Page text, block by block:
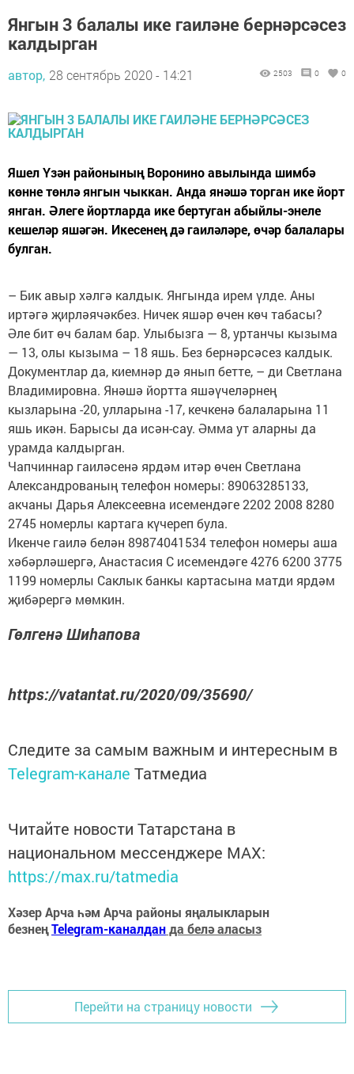
Янгын 3 балалы ике гаиләне бернәрсәсез
калдырган
автор, 28 сентябрь 2020 - 14:21 2503 0 0
Яшел Үзән районының Воронино авылында шимбә
көнне төнлә янгын чыккан. Анда янәшә торган ике йорт
янган. Әлеге йортларда ике бертуган абыйлы-энеле
кешеләр яшәгән. Икесенең дә гаиләләре, өчәр балалары
булган.
– Бик авыр хәлгә калдык. Янгында ирем үлде. Аны
иртәгә җирләячәкбез. Ничек яшәр өчен көч табасы?
Әле бит өч балам бар. Улыбызга — 8, уртанчы кызыма
— 13, олы кызыма – 18 яшь. Без бернәрсәсез калдык.
Документлар да, киемнәр дә янып бетте, – ди Светлана
Владимировна. Янәшә йортта яшәүчеләрнең
кызларына -20, улларына -17, кечкенә балаларына 11
яшь икән. Барысы да исән-сау. Әмма ут аларны да
урамда калдырган.
Чапчиннар гаиләсенә ярдәм итәр өчен Светлана
Александрованың телефон номеры: 89063285133,
акчаны Дарья Алексеевна исемендәге 2202 2008 8280
2745 номерлы картага күчереп була.
Икенче гаилә белән 89874041534 телефон номеры аша
хәбәрләшергә, Анастасия С исемендәге 4276 6200 3775
1199 номерлы Саклык банкы картасына матди ярдәм
җибәрергә мөмкин.
Гөлгенә Шиһапова
https://vatantat.ru/2020/09/35690/
Следите за самым важным и интересным в
Telegram-канале Татмедиа
Читайте новости Татарстана в
национальном мессенджере MАХ:
https://max.ru/tatmedia
Хәзер Арча һәм Арча районы яңалыкларын
безнеңTelegram-каналданда белә аласыз
Перейти на страницу новости